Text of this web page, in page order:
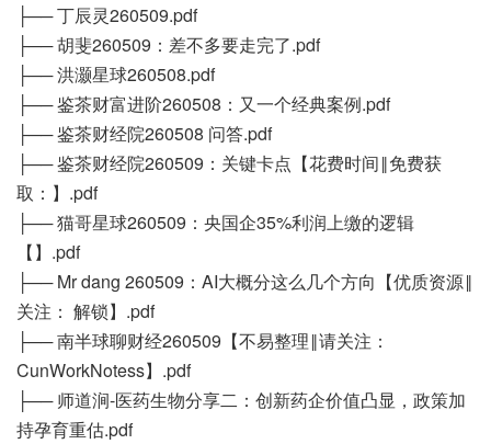
├── 丁辰灵260509.pdf
├── 胡斐260509：差不多要走完了.pdf
├── 洪灏星球260508.pdf
├── 鉴茶财富进阶260508：又一个经典案例.pdf
├── 鉴茶财经院260508 问答.pdf
├── 鉴茶财经院260509：关键卡点【花费时间‖免费获
取：】.pdf
├── 猫哥星球260509：央国企35%利润上缴的逻辑
【】.pdf
├── Mr dang 260509：AI大概分这么几个方向【优质资源‖
关注： 解锁】.pdf
├── 南半球聊财经260509【不易整理‖请关注：
CunWorkNotess】.pdf
├── 师道涧-医药生物分享二：创新药企价值凸显，政策加
持孕育重估.pdf